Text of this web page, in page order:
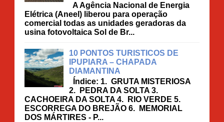
A Agência Nacional de Energia
Elétrica (Aneel) liberou para operação
comercial todas as unidades geradoras da
usina fotovoltaica Sol de Br...
10 PONTOS TURISTICOS DE
IPUPIARA – CHAPADA
DIAMANTINA
Índice: 1. GRUTA MISTERIOSA
2. PEDRA DA SOLTA 3.
CACHOEIRA DA SOLTA 4. RIO VERDE 5.
ESCORREGA DO BREJÃO 6. MEMORIAL
DOS MÁRTIRES - P...